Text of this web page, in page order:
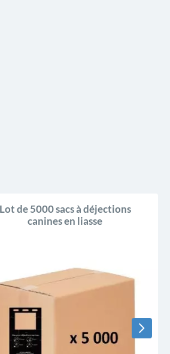
Lot de 5000 sacs à déjections
canines en liasse